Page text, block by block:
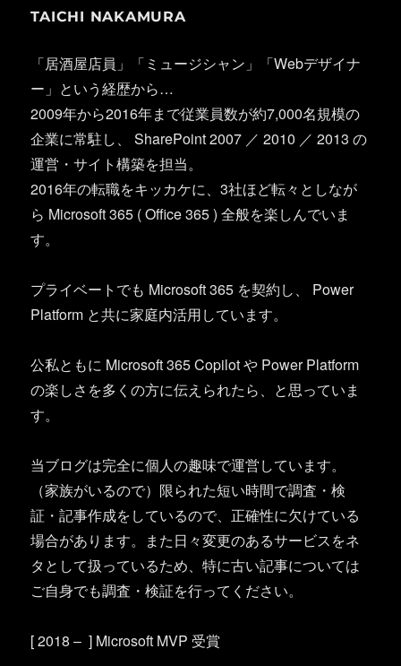
TAICHI NAKAMURA
「居酒屋店員」「ミュージシャン」「Webデザイナ
ー」という経歴から…
2009年から2016年まで従業員数が約7,000名規模の
企業に常駐し、 SharePoint 2007 ／ 2010 ／ 2013 の
運営・サイト構築を担当。
2016年の転職をキッカケに、3社ほど転々としなが
ら Microsoft 365 ( Office 365 ) 全般を楽しんでいま
す。
プライベートでも Microsoft 365 を契約し、 Power
Platform と共に家庭内活用しています。
公私ともに Microsoft 365 Copilot や Power Platform
の楽しさを多くの方に伝えられたら、と思っていま
す。
当ブログは完全に個人の趣味で運営しています。
（家族がいるので）限られた短い時間で調査・検
証・記事作成をしているので、正確性に欠けている
場合があります。また日々変更のあるサービスをネ
タとして扱っているため、特に古い記事については
ご自身でも調査・検証を行ってください。
[ 2018 – ] Microsoft MVP 受賞